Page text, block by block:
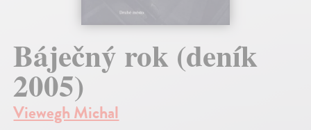
Báječný rok (deník
2005)
Viewegh Michal